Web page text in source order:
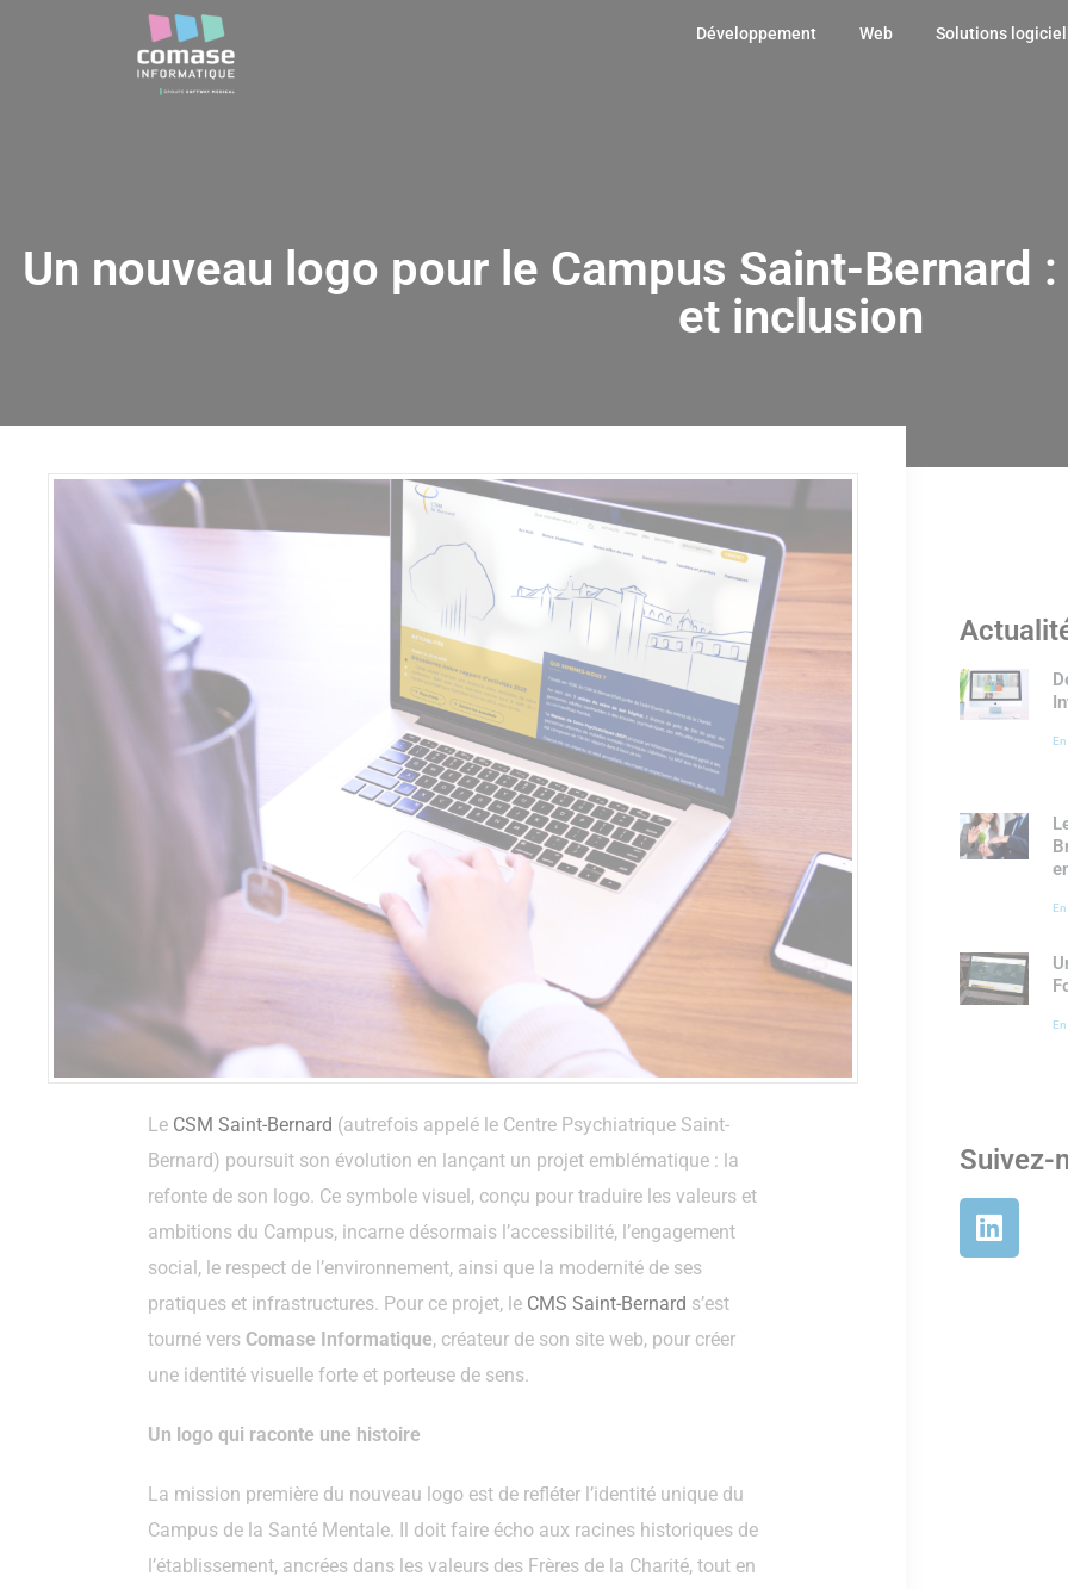
Développement Web Solutions
Un nouveau logo pour le Campus Saint-Bernard
et inclusion
Le CSM Saint-Bernard (autrefois appelé le Centre Psychiatrique Saint-
Bernard) poursuit son évolution en lançant un projet emblématique : la
refonte de son logo. Ce symbole visuel, conçu pour traduire les valeurs et
ambitions du Campus, incarne désormais l’accessibilité, l’engagement
social, le respect de l’environnement, ainsi que la modernité de ses
pratiques et infrastructures. Pour ce projet, le CMS Saint-Bernard s’est
tourné vers Comase Informatique, créateur de son site web, pour créer
une identité visuelle forte et porteuse de sens.
Un logo qui raconte une histoire
La mission première du nouveau logo est de refléter l’identité unique du
Campus de la Santé Mentale. Il doit faire écho aux racines historiques de
l’établissement, ancrées dans les valeurs des Frères de la Charité, tout en
Suivez-